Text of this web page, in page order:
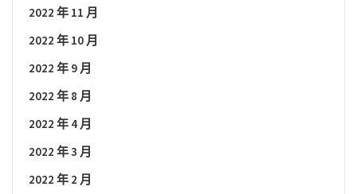
2022 年 11 月
2022 年 10 月
2022 年 9 月
2022 年 8 月
2022 年 4 月
2022 年 3 月
2022 年 2 月